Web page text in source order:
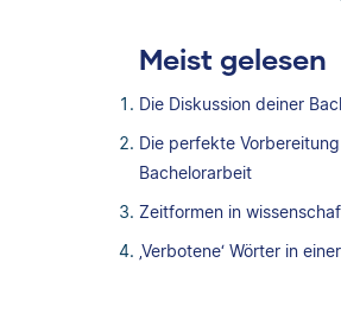
Meist gelesen
Die Diskussion deiner
Die perfekte
Bachelorarbeit
Zeitformen in
‚Verbotene‘ Wörter in